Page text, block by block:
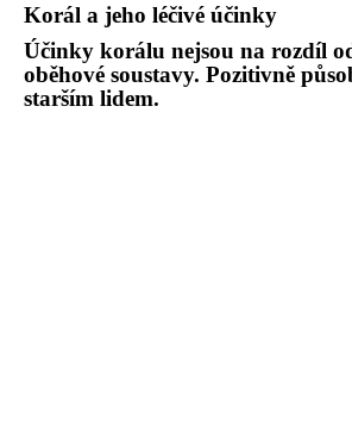
Korál a jeho léčivé účinky
Účinky korálu nejsou na rozdíl
oběhové soustavy. Pozitivně pů
starším lidem.